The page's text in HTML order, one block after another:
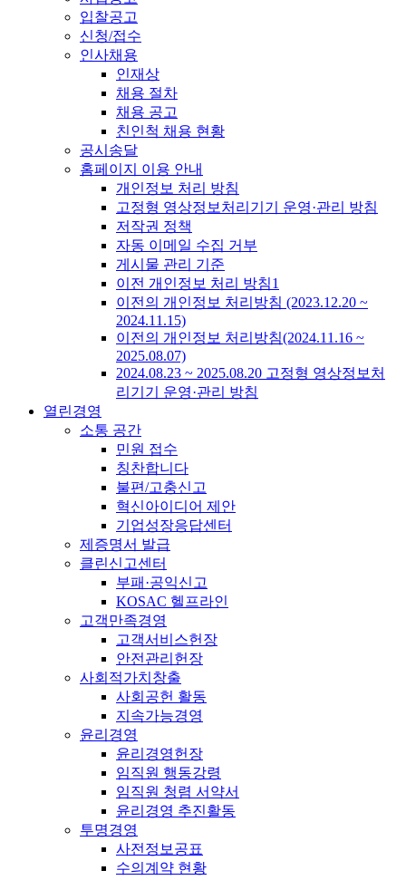
입찰공고
신청/접수
인사채용
인재상
채용 절차
채용 공고
친인척 채용 현황
공시송달
홈페이지 이용 안내
개인정보 처리 방침
고정형 영상정보처리기기 운영·관리 방침
저작권 정책
자동 이메일 수집 거부
게시물 관리 기준
이전 개인정보 처리 방침1
이전의 개인정보 처리방침 (2023.12.20 ~
2024.11.15)
이전의 개인정보 처리방침(2024.11.16 ~
2025.08.07)
2024.08.23 ~ 2025.08.20 고정형 영상정보처
리기기 운영·관리 방침
열린경영
소통 공간
민원 접수
칭찬합니다
불편/고충신고
혁신아이디어 제안
기업성장응답센터
제증명서 발급
클린신고센터
부패·공익신고
KOSAC 헬프라인
고객만족경영
고객서비스헌장
안전관리헌장
사회적가치창출
사회공헌 활동
지속가능경영
윤리경영
윤리경영헌장
임직원 행동강령
임직원 청렴 서약서
윤리경영 추진활동
투명경영
사전정보공표
수의계약 현황